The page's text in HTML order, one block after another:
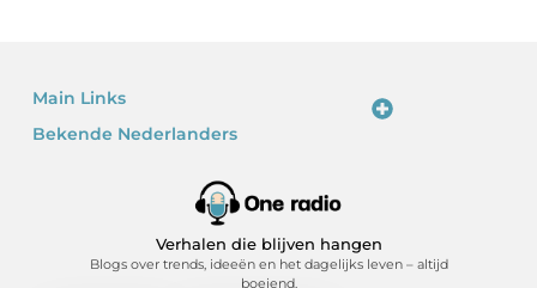
Main Links
Bekende Nederlanders
Verhalen die blijven hangen
Blogs over trends, ideeën en het dagelijks leven – altijd
boeiend.